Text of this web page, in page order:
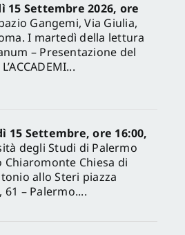
15 Settembre 2026, ore
Gangemi, Via Giulia,
I martedì della lettura
– Presentazione del
15 Settembre, ore 16:00,
degli Studi di Palermo
Chiaromonte Chiesa di
allo Steri piazza
61 – Palermo....